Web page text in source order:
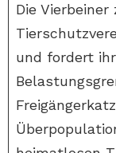
Die
und fordert